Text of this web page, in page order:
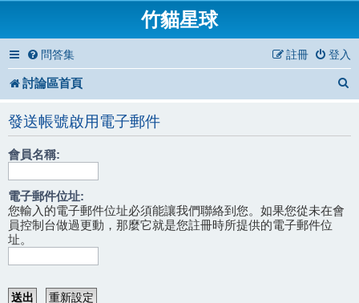
竹貓星球
問答集 登入
註冊
討論區首頁
發送帳號啟用電子郵件
會員名稱:
電子郵件位址:
您輸入的電子郵件位址必須能讓我們聯絡到您。如果您從未在會
員控制台做過更動，那麼它就是您註冊時所提供的電子郵件位
址。